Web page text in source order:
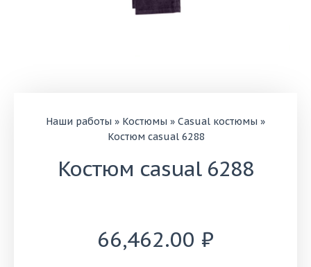
Наши работы » Костюмы » Casual костюмы »
Костюм casual 6288
Костюм casual 6288
66,462.00 ₽